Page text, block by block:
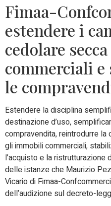
Fimaa-
estendere i
cedolare
commerciali
le
Estendere la disciplina
destinazione d’uso,
compravendita, reintrodurre
gli immobili commerciali,
l’acquisto e la ristrutturazione
delle istanze che Maurizio
Vicario di Fimaa-
dell’audizione sul decreto-